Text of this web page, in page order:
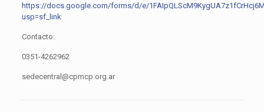
https://docs.google.com/forms/d/e/
usp=sf_link
Contacto:
0351-4262962
sedecentral@cpmcp.org.ar